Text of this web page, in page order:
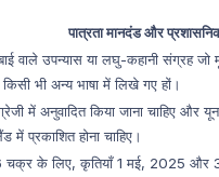
पात्रता मानदंड और
वाले उपन्यास या लघु-कहानी संग्रह
किसी भी अन्य भाषा में लिखे गए हों।
में अनुवादित किया जाना चाहिए और
में प्रकाशित होना चाहिए।
चक्र के लिए, कृतियाँ 1 मई, 2025 और